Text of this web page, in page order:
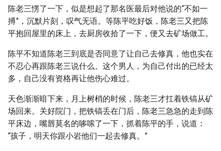
陈老三愣了一下，似是想起了那名医最后对他说的“不如一
搏”，沉默片刻，叹气无语。等陈平吃好饭，陈老三又把陈
平抱回屋里的床上，去厨房收拾了一下，便又去矿场做工。
陈平不知道陈老三到底是否同意了让自己去修真，他也实在
不忍心再跟陈老三说什么。这个男人，为自己付出的已经太
多，自己没有资格再让他伤心难过。
天色渐渐暗下来，月上树梢的时候，陈老三才扛着铁镐从矿
场回来。关好院门，把铁镐丢在门后，陈老三急急的走到陈
平床边，嘴唇莫名的哆嗦了一下，抓着陈平的手，说道：
“孩子，明天你跟小岩他们一起去修真。”